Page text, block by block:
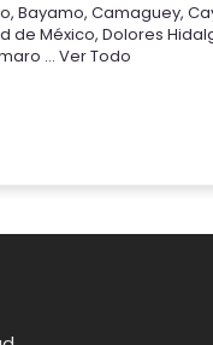
, Bayamo, Camaguey,
de México, Dolores
... Ver Todo